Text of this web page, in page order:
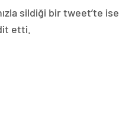
sildiği bir tweet’te ise
etti.